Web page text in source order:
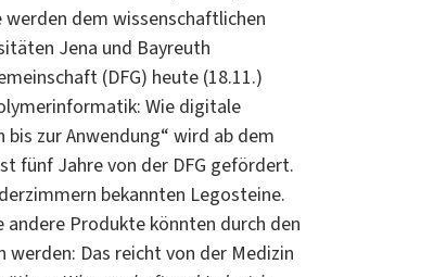
werden dem wissenschaftlichen
Jena und Bayreuth
(DFG) heute (18.11.)
Wie digi­ta­le
zur Anwendung“ wird ab dem
fünf Jahre von der DFG gefördert.
bekannten Legosteine.
Produkte könnten durch den
Das reicht von der Medizin